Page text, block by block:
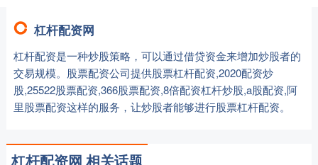
杠杆配资网
杠杆配资是一种炒股策略，可以通过借贷资金来增加炒股者的
交易规模。股票配资公司提供股票杠杆配资,2020配资炒
股,25522股票配资,366股票配资,8倍配资杠杆炒股,a股配资,阿
里股票配资这样的服务，让炒股者能够进行股票杠杆配资。
杠杆配资网 相关话题